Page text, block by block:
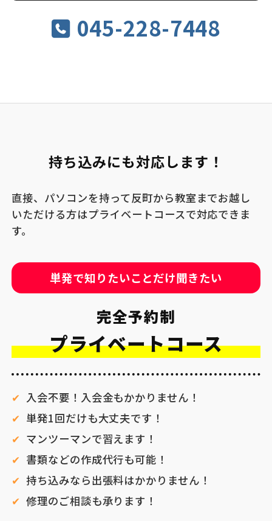
045-228-7448
持ち込みにも対応します！
直接、パソコンを持って反町から教室までお越し
いただける方はプライベートコースで対応できま
す。
単発で知りたいことだけ聞きたい
完全予約制
プライベートコース
入会不要！入会金もかかりません！
単発1回だけも大丈夫です！
マンツーマンで習えます！
書類などの作成代行も可能！
持ち込みなら出張料はかかりません！
修理のご相談も承ります！